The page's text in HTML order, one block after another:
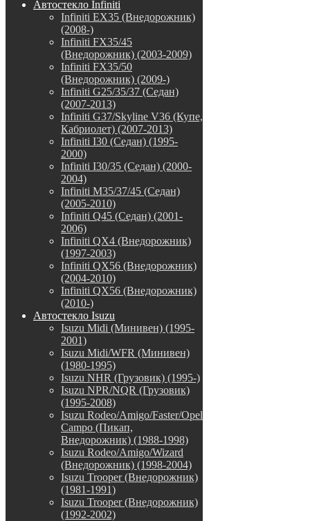
Автостекло Infiniti
Infiniti EX35 (Внедорожник)
(2008-)
Infiniti FX35/45
(Внедорожник) (2003-2009)
Infiniti FX35/50
(Внедорожник) (2009-)
Infiniti G25/35/37 (Седан)
(2007-2013)
Infiniti G37/Skyline V36 (Купе,
Кабриолет) (2007-2013)
Infiniti I30 (Седан) (1995-
2000)
Infiniti I30/35 (Седан) (2000-
2004)
Infiniti M35/37/45 (Седан)
(2005-2010)
Infiniti Q45 (Седан) (2001-
2006)
Infiniti QX4 (Внедорожник)
(1997-2003)
Infiniti QX56 (Внедорожник)
(2004-2010)
Infiniti QX56 (Внедорожник)
(2010-)
Автостекло Isuzu
Isuzu Midi (Минивен) (1995-
2001)
Isuzu Midi/WFR (Минивен)
(1980-1995)
Isuzu NHR (Грузовик) (1995-)
Isuzu NPR/NQR (Грузовик)
(1995-2008)
Isuzu Rodeo/Amigo/Faster/Opel
Campo (Пикап,
Внедорожник) (1988-1998)
Isuzu Rodeo/Amigo/Wizard
(Внедорожник) (1998-2004)
Isuzu Trooper (Внедорожник)
(1981-1991)
Isuzu Trooper (Внедорожник)
(1992-2002)